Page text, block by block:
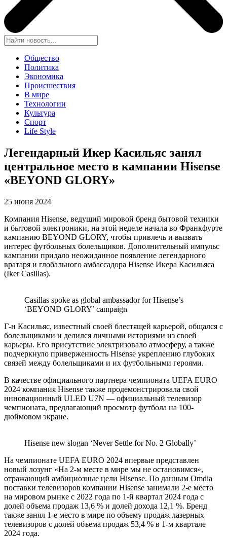
Общество
Политика
Экономика
Происшествия
В мире
Технологии
Культура
Спорт
Life Style
Легендарный Икер Касильяс занял
центральное место в кампании Hisense
«BEYOND GLORY»
25 июня 2024
Компания Hisense, ведущий мировой бренд бытовой техники
и бытовой электроники, на этой неделе начала во Франкфурте
кампанию BEYOND GLORY, чтобы привлечь и вызвать
интерес футбольных болельщиков. Дополнительный импульс
кампании придало неожиданное появление легендарного
вратаря и глобального амбассадора Hisense Икера Касильяса
(Iker Casillas).
Casillas spoke as global ambassador for Hisense’s
‘BEYOND GLORY’ campaign
Г-н Касильяс, известный своей блестящей карьерой, общался с
болельщиками и делился личными историями из своей
карьеры. Его присутствие электризовало атмосферу, а также
подчеркнуло приверженность Hisense укреплению глубоких
связей между болельщиками и их футбольными героями.
В качестве официального партнера чемпионата UEFA EURO
2024 компания Hisense также продемонстрировала свой
инновационный ULED U7N — официальный телевизор
чемпионата, предлагающий просмотр футбола на 100-
дюймовом экране.
Hisense new slogan ‘Never Settle for No. 2 Globally’
На чемпионате UEFA EURO 2024 впервые представлен
новый лозунг «На 2-м месте в мире мы не остановимся»,
отражающий амбициозные цели Hisense. По данным Omdia
поставки телевизоров компании Hisense занимали 2-е место
на мировом рынке с 2022 года по 1-й квартал 2024 года с
долей объема продаж 13,6 % и долей дохода 12,1 %. Бренд
также занял 1-е место в мире по объему продаж лазерных
телевизоров с долей объема продаж 53,4 % в 1-м квартале
2024 года.